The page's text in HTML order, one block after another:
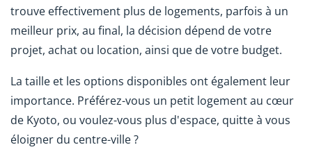
trouve effectivement plus de logements, parfois à un
meilleur prix, au final, la décision dépend de votre
projet, achat ou location, ainsi que de votre budget.
La taille et les options disponibles ont également leur
importance. Préférez-vous un petit logement au cœur
de Kyoto, ou voulez-vous plus d'espace, quitte à vous
éloigner du centre-ville ?